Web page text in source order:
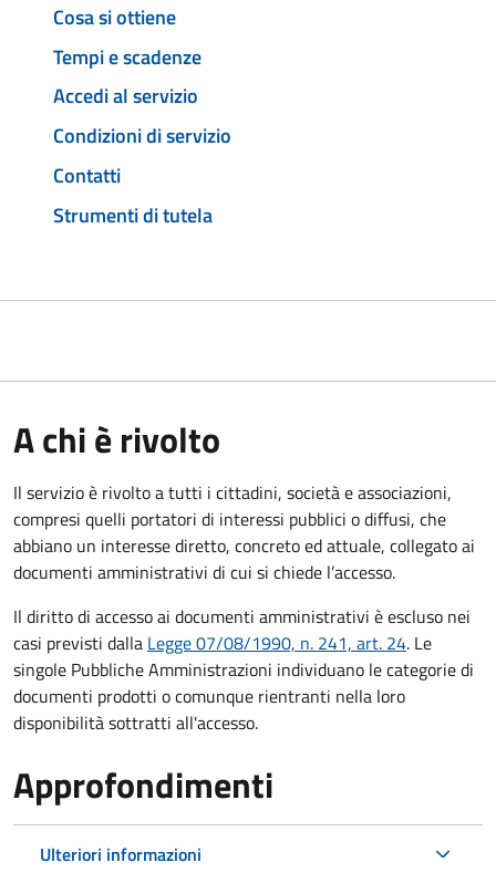
Cosa si ottiene
Tempi e scadenze
Accedi al servizio
Condizioni di servizio
Contatti
Strumenti di tutela
A chi è rivolto
Il servizio è rivolto a tutti i cittadini, società e associazioni,
compresi quelli portatori di interessi pubblici o diffusi, che
abbiano un interesse diretto, concreto ed attuale, collegato ai
documenti amministrativi di cui si chiede l’accesso.
Il diritto di accesso ai documenti amministrativi è escluso nei
casi previsti dalla Legge 07/08/1990, n. 241, art. 24. Le
singole Pubbliche Amministrazioni individuano le categorie di
documenti prodotti o comunque rientranti nella loro
disponibilità sottratti all'accesso.
Approfondimenti
Ulteriori informazioni